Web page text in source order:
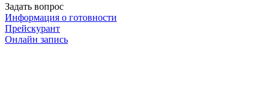
Задать вопрос
Информация о готовности
Прейскурант
Онлайн запись